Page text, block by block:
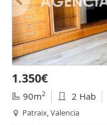
1.350€
90m2 2 Hab
Patraix, Valencia